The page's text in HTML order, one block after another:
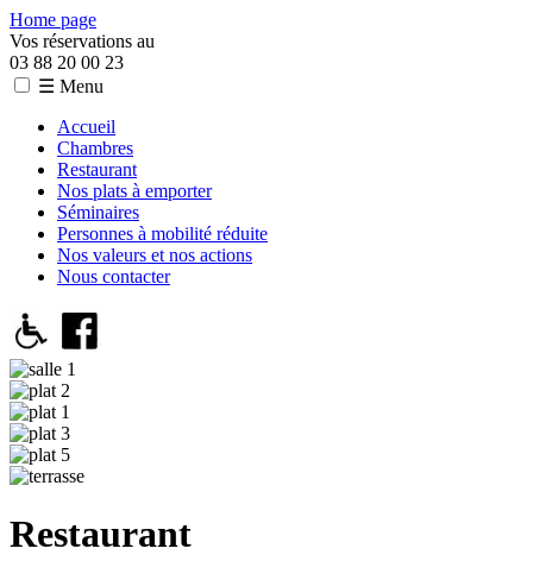
Home page
Vos réservations au
03 88 20 00 23
☰ Menu
Accueil
Chambres
Restaurant
Nos plats à emporter
Séminaires
Personnes à mobilité réduite
Nos valeurs et nos actions
Nous contacter
Restaurant